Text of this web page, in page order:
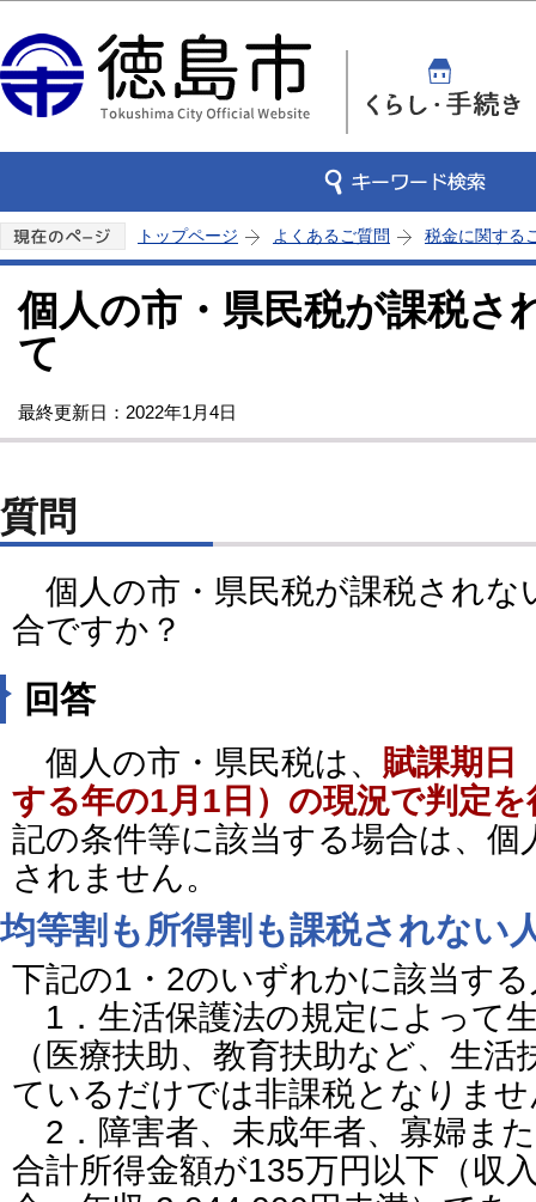
トップページ よくあるご質問 税金に関する
個人の市・県民税が課税さ
て
最終更新日：2022年1月4日
質問
個人の市・県民税が課税されな
合ですか？
回答
個人の市・県民税は、 賦課期日
する年の1月1日）の現況で判定
記の条件等に該当する場合は、個
されません。
均等割も所得割も課税されない
下記の1・2のいずれかに該当す
1．生活保護法の規定によって
（医療扶助、教育扶助など、生
ているだけでは非課税となりま
2．障害者、未成年者、寡婦ま
合計所得金額が135万円以下（収